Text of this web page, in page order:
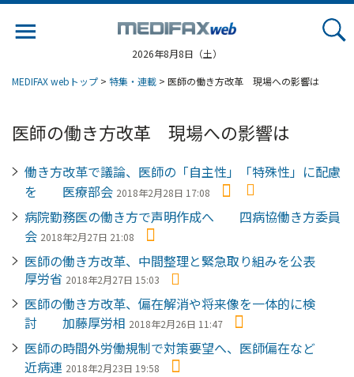
2026年8月8日（土）
MEDIFAX webトップ > 特集・連載 > 医師の働き方改革 現場への影響は
医師の働き方改革 現場への影響は
働き方改革で議論、医師の「自主性」「特殊性」に配慮
を 医療部会 2018年2月28日 17:08
病院勤務医の働き方で声明作成へ 四病協働き方委員
会 2018年2月27日 21:08
医師の働き方改革、中間整理と緊急取り組みを公表
厚労省 2018年2月27日 15:03
医師の働き方改革、偏在解消や将来像を一体的に検
討 加藤厚労相 2018年2月26日 11:47
医師の時間外労働規制で対策要望へ、医師偏在など
近病連 2018年2月23日 19:58